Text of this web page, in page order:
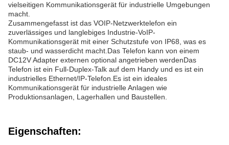
vielseitigen Kommunikationsgerät für industrielle Umgebungen
macht.
Zusammengefasst ist das VOIP-Netzwerktelefon ein
zuverlässiges und langlebiges Industrie-VoIP-
Kommunikationsgerät mit einer Schutzstufe von IP68, was es
staub- und wasserdicht macht.Das Telefon kann von einem
DC12V Adapter externen optional angetrieben werdenDas
Telefon ist ein Full-Duplex-Talk auf dem Handy und es ist ein
industrielles Ethernet/IP-Telefon.Es ist ein ideales
Kommunikationsgerät für industrielle Anlagen wie
Produktionsanlagen, Lagerhallen und Baustellen.
Eigenschaften: